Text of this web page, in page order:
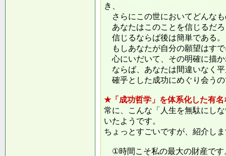
き、
さらにこの世においてどんな
あなたはこのことを信じるだ
信じるならば後は簡単である。
もしあなたが自分の願望はす
心にいだいて、その明確に描
ならば、あなたは間違いなく
確乎とした成功にめぐり会う
★「成功哲学」を体系化した有
常に、こんな「人生を無駄にし
いたようです。
ちょっとすごいですが、紹介し
①時間こそ私の最大の財産です